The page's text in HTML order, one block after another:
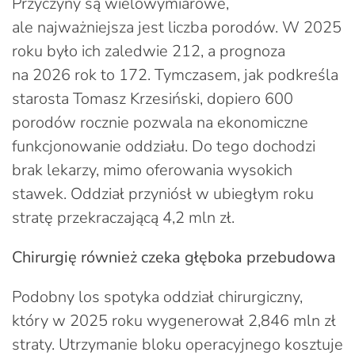
ale najważniejsza jest liczba porodów. W 2025
roku było ich zaledwie 212, a prognoza
na 2026 rok to 172. Tymczasem, jak podkreśla
starosta Tomasz Krzesiński, dopiero 600
porodów rocznie pozwala na ekonomiczne
funkcjonowanie oddziału. Do tego dochodzi
brak lekarzy, mimo oferowania wysokich
stawek. Oddział przyniósł w ubiegłym roku
stratę przekraczającą 4,2 mln zł.
Chirurgię również czeka głęboka przebudowa
Podobny los spotyka oddział chirurgiczny,
który w 2025 roku wygenerował 2,846 mln zł
straty. Utrzymanie bloku operacyjnego kosztuje